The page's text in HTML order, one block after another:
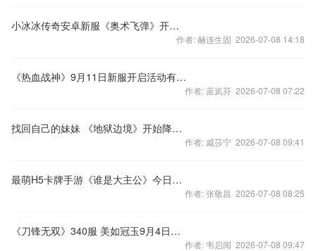
小冰冰传奇安卓新服《奥术飞弹》开启公告
作者: 赫连生固 2026-07-08 14:18
《热血战神》9月11日新服开启活动有好礼
作者: 蓝岚芬 2026-07-08 07:22
找回自己的妹妹 《地狱边境》开始降价促销
作者: 戚莎宁 2026-07-08 09:41
最萌H5卡牌手游《谁是大主公》今日勇萌来袭 千关关卡等你挑战
作者: 张敬昌 2026-07-08 08:25
《刀锋无双》340服 美如冠玉9月4日开启
作者: 韦启阅 2026-07-08 09:47